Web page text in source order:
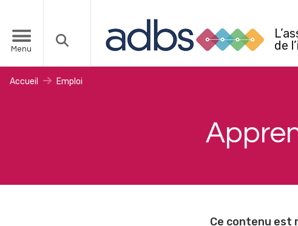
Menu
de
Accueil Emploi
Ce contenu est